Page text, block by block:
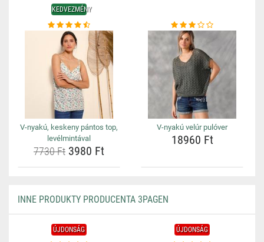
KEDVEZMÉNY
V-nyakú, keskeny pántos top,
levélmintával
7730 Ft 3980 Ft
V-nyakú velúr pulóver
18960 Ft
INNE PRODUKTY PRODUCENTA 3PAGEN
ÚJDONSÁG ÚJDONSÁG